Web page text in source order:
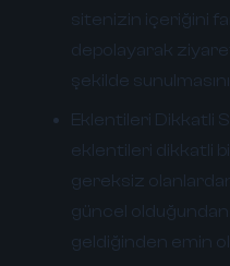
sitenizin içeriğini
depolayarak
şekilde
Eklentileri Dikkatli
eklentileri dikkatli
gereksiz
güncel
geldiğinden emin